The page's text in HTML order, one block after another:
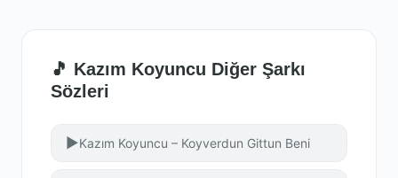
🎵 Kazım Koyuncu Diğer Şarkı
Sözleri
▶Kazım Koyuncu – Koyverdun Gittun Beni